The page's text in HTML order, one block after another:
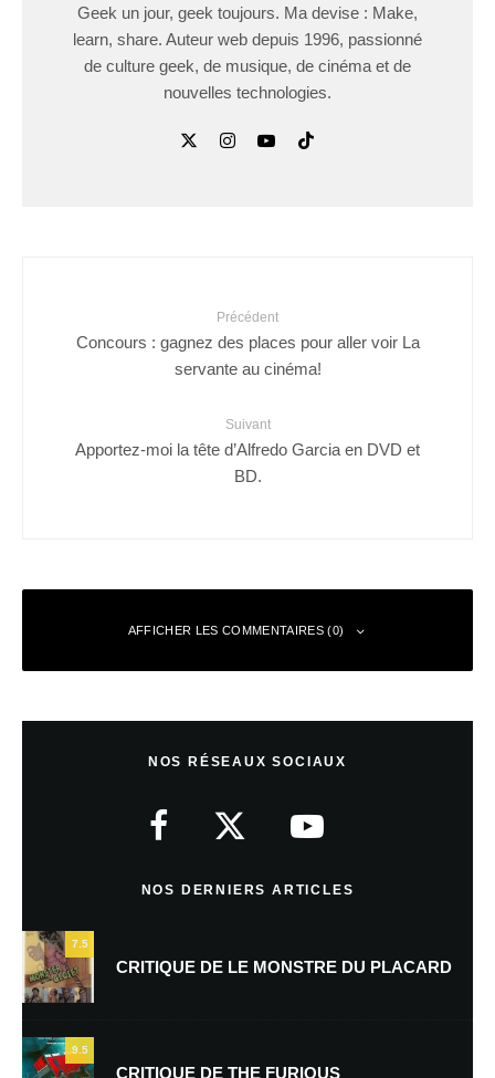
Geek un jour, geek toujours. Ma devise : Make,
learn, share. Auteur web depuis 1996, passionné
de culture geek, de musique, de cinéma et de
nouvelles technologies.
Précédent
Concours : gagnez des places pour aller voir La
servante au cinéma!
Suivant
Apportez-moi la tête d’Alfredo Garcia en DVD et
BD.
AFFICHER LES COMMENTAIRES (0)
NOS RÉSEAUX SOCIAUX
NOS DERNIERS ARTICLES
7.5
CRITIQUE DE LE MONSTRE DU PLACARD
9.5
CRITIQUE DE THE FURIOUS